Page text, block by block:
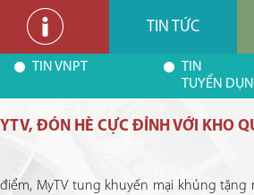
TIN TỨC
TIN VNPT
TIN
TUYỂN
ĐÓN HÈ CỰC ĐỈNH VỚI KHO
MyTV tung khuyến mại khủng